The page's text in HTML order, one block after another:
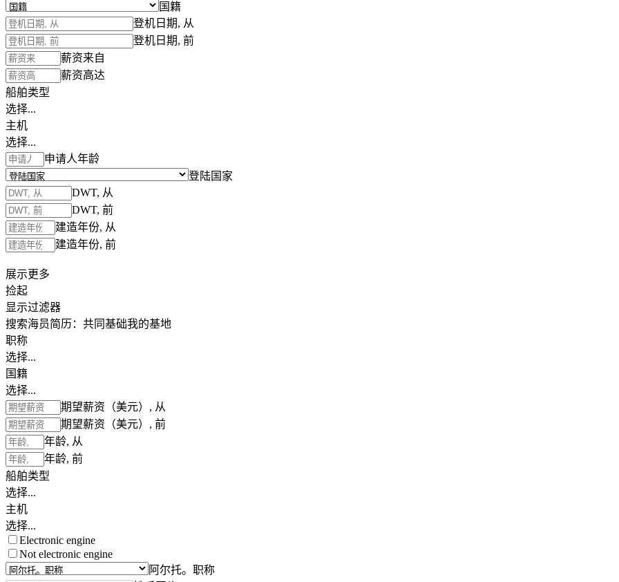
国籍
登机日期, 从
登机日期, 前
薪资来自
薪资高达
船舶类型
选择...
主机
选择...
申请人年龄
登陆国家
DWT, 从
DWT, 前
建造年份, 从
建造年份, 前
展示更多
捡起
显示过滤器
搜索海员简历： 共同基础我的基地
职称
选择...
国籍
选择...
期望薪资（美元）, 从
期望薪资（美元）, 前
年龄, 从
年龄, 前
船舶类型
选择...
主机
选择...
Electronic engine
Not electronic engine
阿尔托。职称